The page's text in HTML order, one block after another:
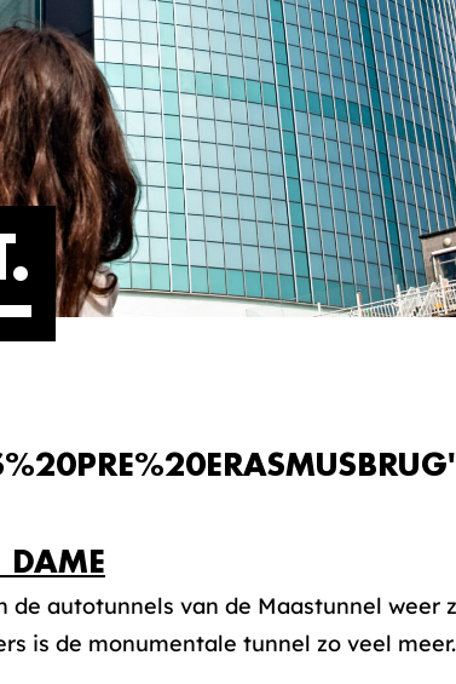
DAME
autotunnels van de Maastunnel weer
is de monumentale tunnel zo veel